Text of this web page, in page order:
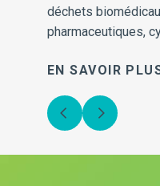
déchets
pharmaceutiques,
EN SAVOIR